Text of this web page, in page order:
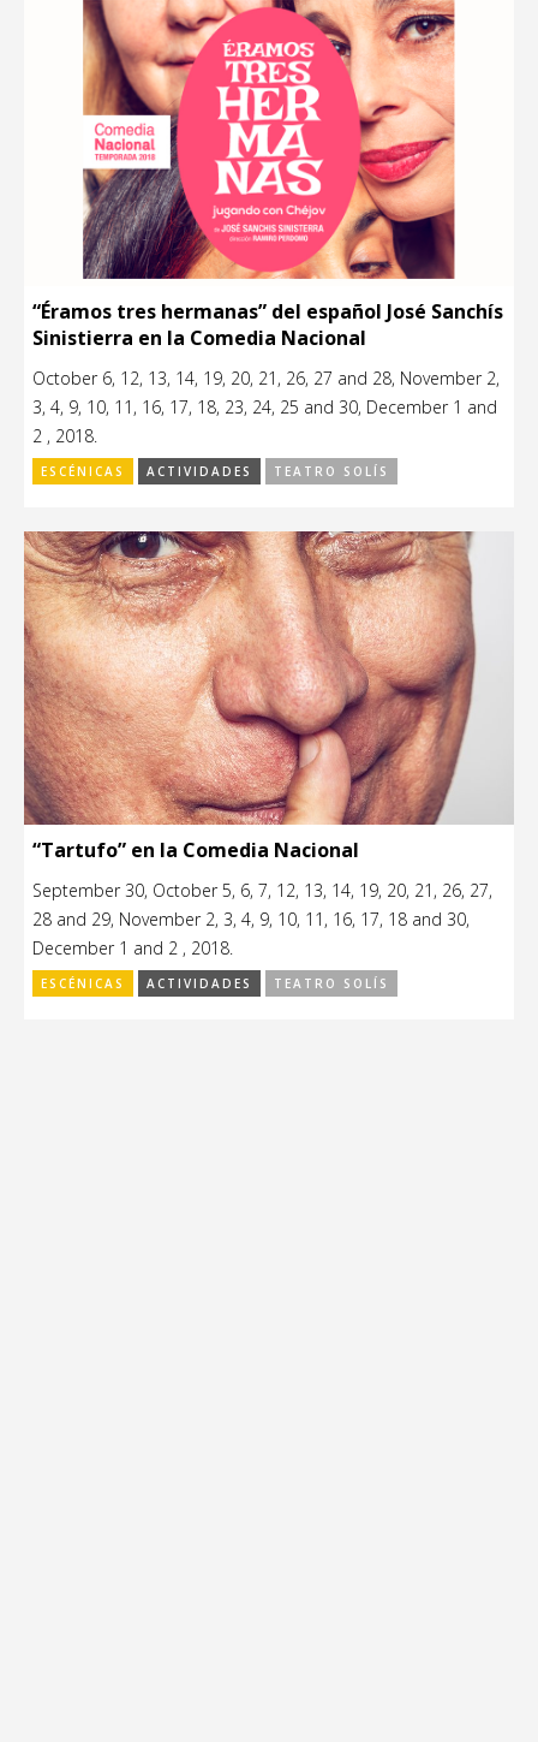
“Éramos tres hermanas” del español José Sanchís
Sinistierra en la Comedia Nacional
October 6, 12, 13, 14, 19, 20, 21, 26, 27 and 28, November 2,
3, 4, 9, 10, 11, 16, 17, 18, 23, 24, 25 and 30, December 1 and
2 , 2018.
ESCÉNICAS ACTIVIDADES TEATRO SOLÍS
“Tartufo” en la Comedia Nacional
September 30, October 5, 6, 7, 12, 13, 14, 19, 20, 21, 26, 27,
28 and 29, November 2, 3, 4, 9, 10, 11, 16, 17, 18 and 30,
December 1 and 2 , 2018.
ESCÉNICAS ACTIVIDADES TEATRO SOLÍS